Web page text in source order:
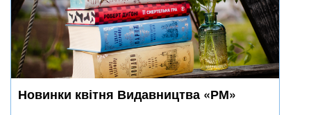
Новинки квітня Видавництва «РМ»